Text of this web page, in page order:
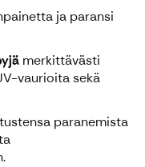
ja paransi
merkittävästi
vaurioita sekä
paranemista